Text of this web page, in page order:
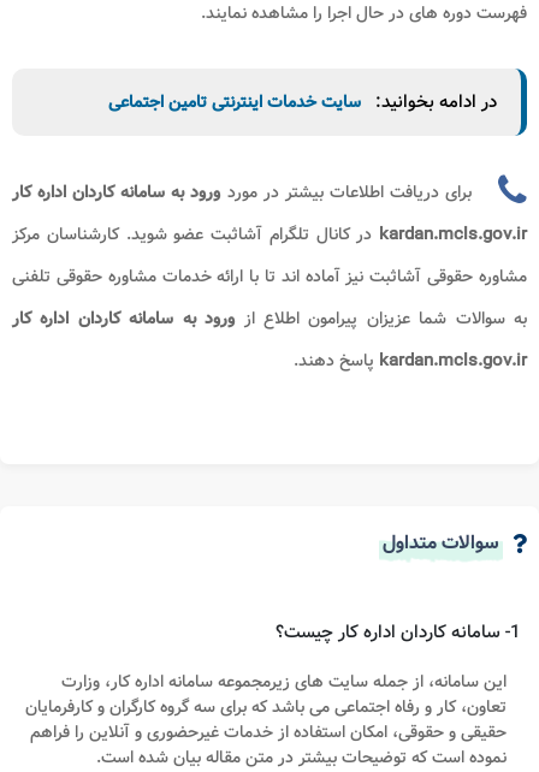
فهرست دوره های در حال اجرا را مشاهده نمایند.
در ادامه بخوانید: سایت خدمات اینترنتی تامین اجتماعی
برای دریافت اطلاعات بیشتر در مورد ورود به سامانه کاردان اداره کار
kardan.mcls.gov.ir در کانال تلگرام آشاثبت عضو شوید. کارشناسان مرکز
مشاوره حقوقی آشاثبت نیز آماده اند تا با ارائه خدمات مشاوره حقوقی تلفنی
به سوالات شما عزیزان پیرامون اطلاع از ورود به سامانه کاردان اداره کار
kardan.mcls.gov.ir پاسخ دهند.
سوالات متداول
1- سامانه کاردان اداره کار چیست؟
این سامانه، از جمله سایت های زیرمجموعه سامانه اداره کار، وزارت
تعاون، کار و رفاه اجتماعی می باشد که برای سه گروه کارگران و کارفرمایان
حقیقی و حقوقی، امکان استفاده از خدمات غیرحضوری و آنلاین را فراهم
نموده است که توضیحات بیشتر در متن مقاله بیان شده است.